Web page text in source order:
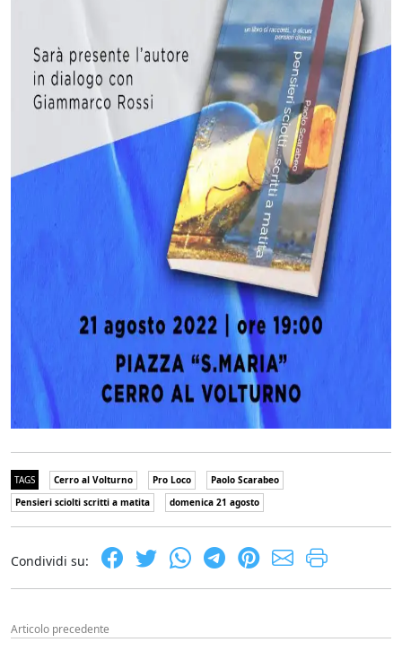
TAGS Cerro al Volturno Pro Loco
Paolo Scarabeo
Pensieri sciolti scritti a matita
domenica 21 agosto
Condividi su:
Articolo precedente